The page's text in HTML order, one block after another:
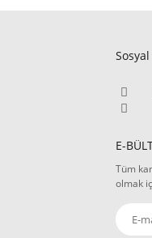
E-
Tüm
olmak